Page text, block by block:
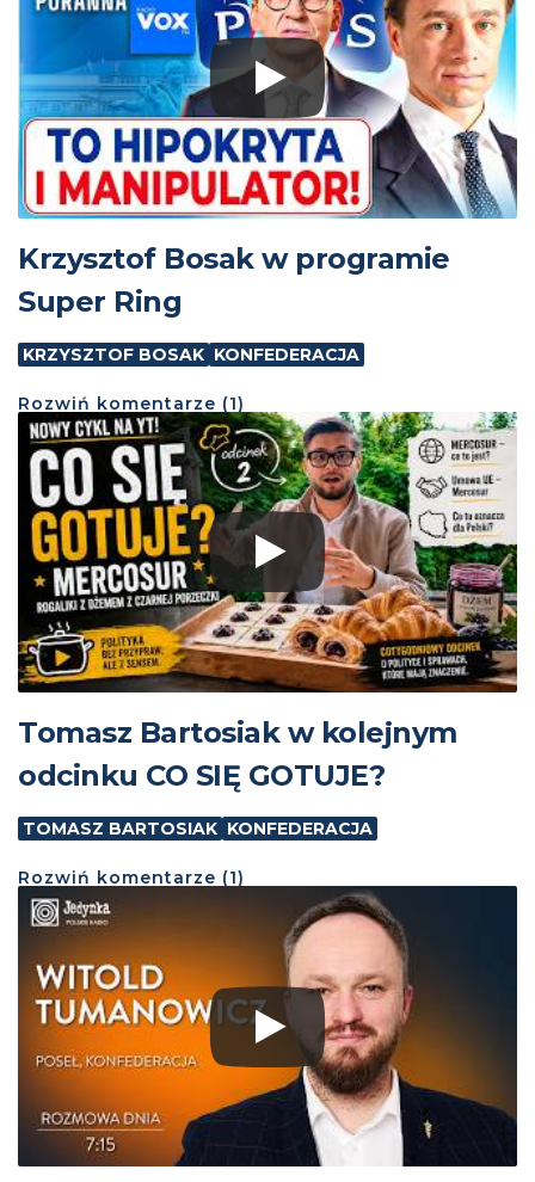
Krzysztof Bosak w programie
Super Ring
KRZYSZTOF BOSAK KONFEDERACJA
Rozwiń komentarze (1)
Tomasz Bartosiak w kolejnym
odcinku CO SIĘ GOTUJE?
TOMASZ BARTOSIAK KONFEDERACJA
Rozwiń komentarze (1)